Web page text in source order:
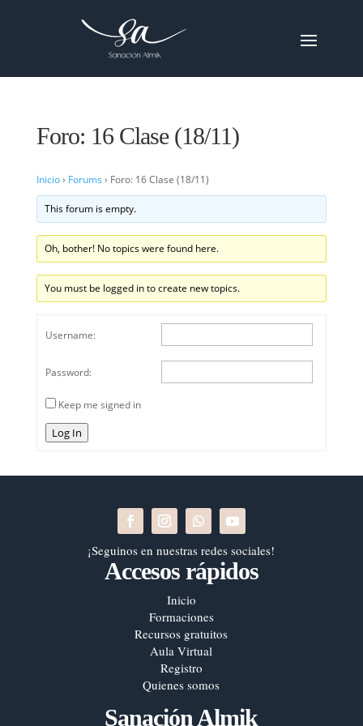
Foro: 16 Clase (18/11)
Inicio› Forums › Foro: 16 Clase (18/11)
This forum is empty.
Oh, bother! No topics were found here.
You must be logged in to create new topics.
Username:
Password:
Keep me signed in
Log In
¡Seguinos en nuestras redes sociales!
Accesos rápidos
Inicio
Formaciones
Recursos gratuitos
Aula Virtual
Registro
Quienes somos
Sanación Almik